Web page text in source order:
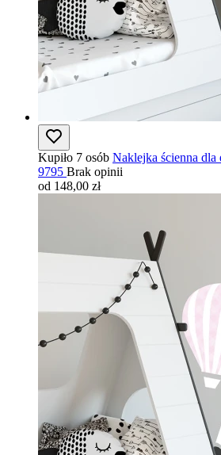
Kupiło 7 osób Naklejka ścienna
9795 Brak opinii
od 148,00 zł